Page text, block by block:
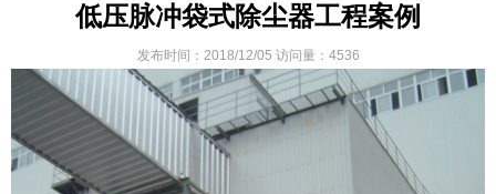
低压脉冲袋式除尘器工程案例
发布时间： 2018/12/05 访问量： 4536